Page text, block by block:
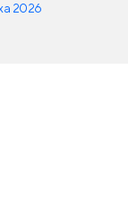
2026